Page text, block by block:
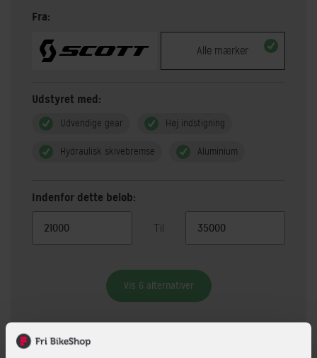
Fra:
Alle mærker
Udstyret med:
Udvendige gear Høj indstigning
Hydraulisk skivebremse Aluminium
Indenfor dette beløb:
Til
Vis 6 alternativer
Beskrivelse